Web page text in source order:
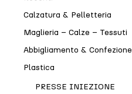
Calzatura & Pelletteria
Maglieria – Calze – Tessuti
Abbigliamento & Confezione
Plastica
PRESSE INIEZIONE